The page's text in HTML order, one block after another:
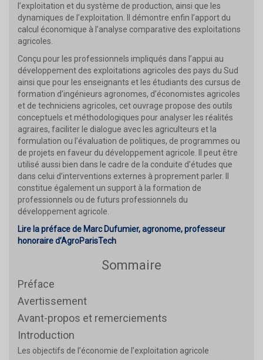
l’exploitation et du système de production, ainsi que les
dynamiques de l’exploitation. Il démontre enfin l’apport du
calcul économique à l’analyse comparative des exploitations
agricoles.
Conçu pour les professionnels impliqués dans l’appui au
développement des exploitations agricoles des pays du Sud
ainsi que pour les enseignants et les étudiants des cursus de
formation d’ingénieurs agronomes, d’économistes agricoles
et de techniciens agricoles, cet ouvrage propose des outils
conceptuels et méthodologiques pour analyser les réalités
agraires, faciliter le dialogue avec les agriculteurs et la
formulation ou l’évaluation de politiques, de programmes ou
de projets en faveur du développement agricole. Il peut être
utilisé aussi bien dans le cadre de la conduite d’études que
dans celui d’interventions externes à proprement parler. Il
constitue également un support à la formation de
professionnels ou de futurs professionnels du
développement agricole.
Lire la préface de Marc Dufumier, agronome, professeur
honoraire d’AgroParisTech
Sommaire
Préface
Avertissement
Avant-propos et remerciements
Introduction
Les objectifs de l’économie de l’exploitation agricole